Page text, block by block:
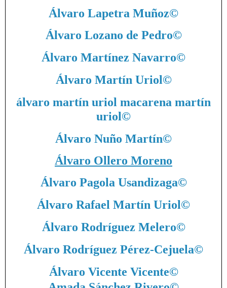
Álvaro Lapetra Muñoz©
Álvaro Lozano de Pedro©
Álvaro Martínez Navarro©
Álvaro Martín Uriol©
álvaro martín uriol macarena martín
uriol©
Álvaro Nuño Martín©
Álvaro Ollero Moreno
Álvaro Pagola Usandizaga©
Álvaro Rafael Martín Uriol©
Álvaro Rodríguez Melero©
Álvaro Rodríguez Pérez-Cejuela©
Álvaro Vicente Vicente©